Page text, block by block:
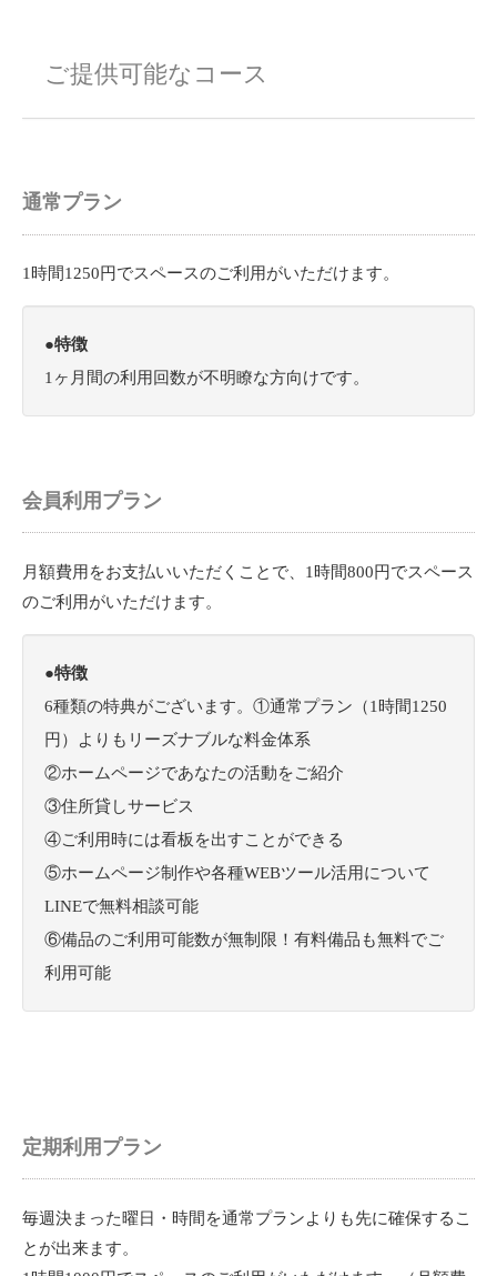
ご提供可能なコース
通常プラン
1時間1250円でスペースのご利用がいただけます。
●特徴
1ヶ月間の利用回数が不明瞭な方向けです。
会員利用プラン
月額費用をお支払いいただくことで、1時間800円でスペース
のご利用がいただけます。
●特徴
6種類の特典がございます。①通常プラン（1時間1250
円）よりもリーズナブルな料金体系
②ホームページであなたの活動をご紹介
③住所貸しサービス
④ご利用時には看板を出すことができる
⑤ホームページ制作や各種WEBツール活用について
LINEで無料相談可能
⑥備品のご利用可能数が無制限！有料備品も無料でご
利用可能
定期利用プラン
毎週決まった曜日・時間を通常プランよりも先に確保するこ
とが出来ます。